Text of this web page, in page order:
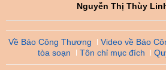
Nguyễn Thị Thùy
Về Báo Công Thương Video về Báo
tòa soạn
Tôn chỉ mục đích